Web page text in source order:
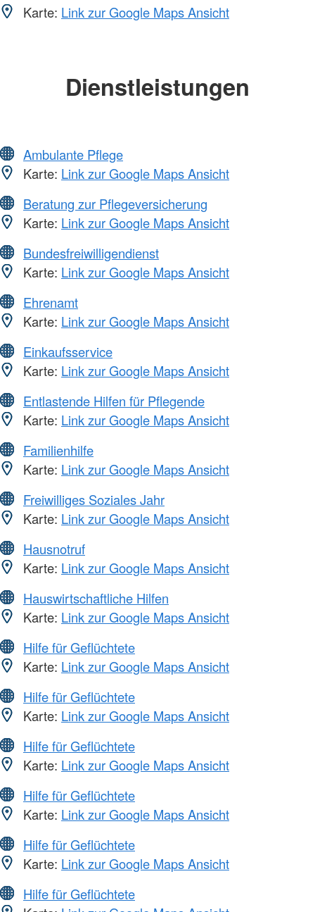
Karte: Link zur Google Maps Ansicht
Dienstleistungen
Ambulante Pflege
Karte: Link zur Google Maps Ansicht
Beratung zur Pflegeversicherung
Karte: Link zur Google Maps Ansicht
Bundesfreiwilligendienst
Karte: Link zur Google Maps Ansicht
Ehrenamt
Karte: Link zur Google Maps Ansicht
Einkaufsservice
Karte: Link zur Google Maps Ansicht
Entlastende Hilfen für Pflegende
Karte: Link zur Google Maps Ansicht
Familienhilfe
Karte: Link zur Google Maps Ansicht
Freiwilliges Soziales Jahr
Karte: Link zur Google Maps Ansicht
Hausnotruf
Karte: Link zur Google Maps Ansicht
Hauswirtschaftliche Hilfen
Karte: Link zur Google Maps Ansicht
Hilfe für Geflüchtete
Karte: Link zur Google Maps Ansicht
Hilfe für Geflüchtete
Karte: Link zur Google Maps Ansicht
Hilfe für Geflüchtete
Karte: Link zur Google Maps Ansicht
Hilfe für Geflüchtete
Karte: Link zur Google Maps Ansicht
Hilfe für Geflüchtete
Karte: Link zur Google Maps Ansicht
Hilfe für Geflüchtete